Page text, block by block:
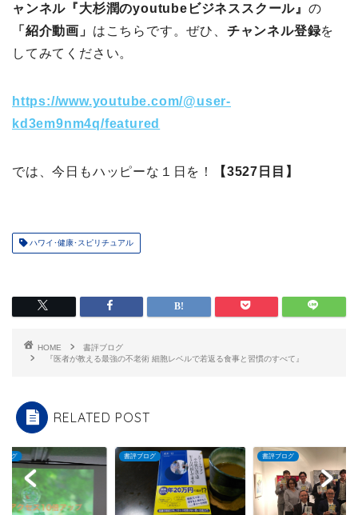
ャンネル『大杉潤のyoutubeビジネススクール』 の
「紹介動画」 はこちらです。ぜひ、 チャンネル登録を
してみてください。
https://www.youtube.com/@user-
kd3em9nm4q/featured
では、今日もハッピーな１日を！ 【3527日目】
ハワイ･健康･スピリチュアル
HOME
書評ブログ
『医者が教える最強の不老術 細胞レベルで若返る食事と習慣のすべて』
RELATED POST
ログ 書評ブログ 書評ブログ